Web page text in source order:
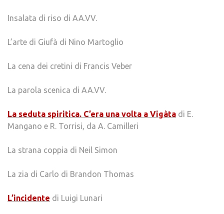
Insalata di riso di AA.VV.
L’arte di Giufà di Nino Martoglio
La cena dei cretini di Francis Veber
La parola scenica di AA.VV.
La seduta spiritica. C’era una volta a Vigàta di E.
Mangano e R. Torrisi, da A. Camilleri
La strana coppia di Neil Simon
La zia di Carlo di Brandon Thomas
L’incidente di Luigi Lunari